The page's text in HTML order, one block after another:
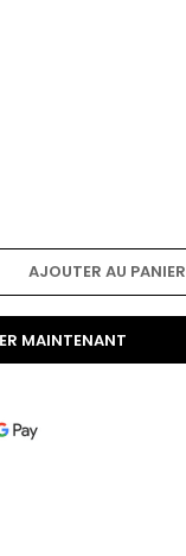
AJOUTER AU PANIER
MAINTENANT